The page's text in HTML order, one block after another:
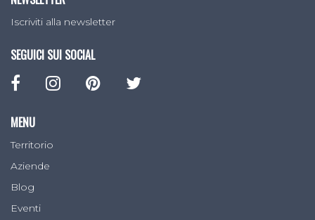
Iscriviti alla newsletter
SEGUICI SUI SOCIAL
MENU
Territorio
Aziende
Blog
Eventi